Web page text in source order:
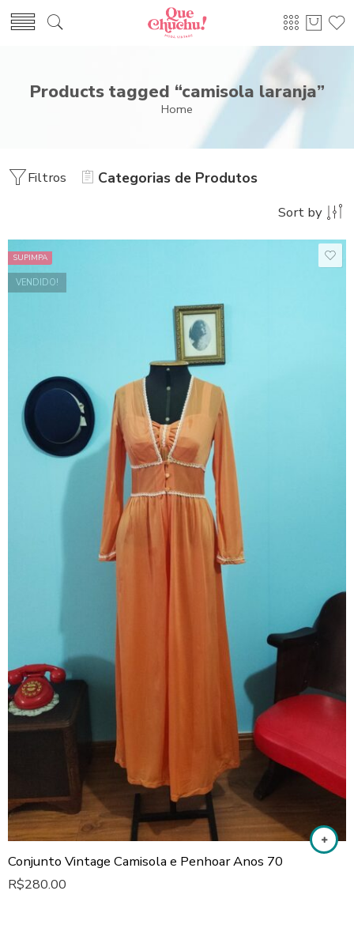
Products tagged “camisola laranja”
Home
Filtros Categorias de Produtos
Sort by
SUPIMPA
VENDIDO!
Conjunto Vintage Camisola e Penhoar Anos 70
R$280.00